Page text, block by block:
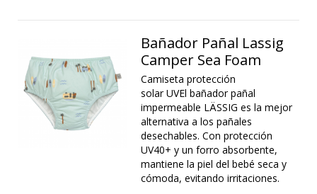
Bañador Pañal Lassig
Camper Sea Foam
Camiseta protección
solar UVEl bañador pañal
impermeable LÄSSIG es la mejor
alternativa a los pañales
desechables. Con protección
UV40+ y un forro absorbente,
mantiene la piel del bebé seca y
cómoda, evitando irritaciones.